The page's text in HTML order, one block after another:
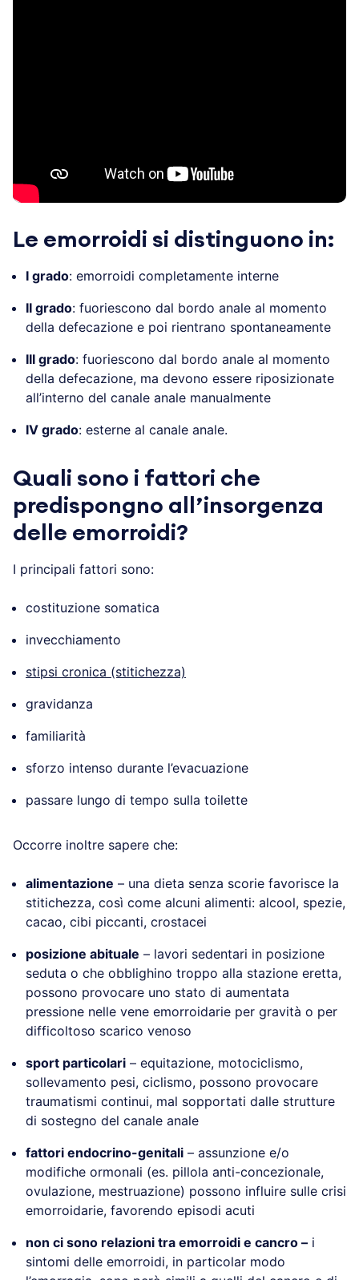
Le emorroidi si distinguono in:
I grado: emorroidi completamente interne
II grado: fuoriescono dal bordo anale al momento
della defecazione e poi rientrano spontaneamente
III grado: fuoriescono dal bordo anale al momento
della defecazione, ma devono essere riposizionate
all’interno del canale anale manualmente
IV grado: esterne al canale anale.
Quali sono i fattori che
predispongno all’insorgenza
delle emorroidi?
I principali fattori sono:
costituzione somatica
invecchiamento
stipsi cronica (stitichezza)
gravidanza
familiarità
sforzo intenso durante l’evacuazione
passare lungo di tempo sulla toilette
Occorre inoltre sapere che:
alimentazione – una dieta senza scorie favorisce la
stitichezza, così come alcuni alimenti: alcool, spezie,
cacao, cibi piccanti, crostacei
posizione abituale – lavori sedentari in posizione
seduta o che obblighino troppo alla stazione eretta,
possono provocare uno stato di aumentata
pressione nelle vene emorroidarie per gravità o per
difficoltoso scarico venoso
sport particolari – equitazione, motociclismo,
sollevamento pesi, ciclismo, possono provocare
traumatismi continui, mal sopportati dalle strutture
di sostegno del canale anale
fattori endocrino-genitali – assunzione e/o
modifiche ormonali (es. pillola anti-concezionale,
ovulazione, mestruazione) possono influire sulle crisi
emorroidarie, favorendo episodi acuti
non ci sono relazioni tra emorroidi e cancro – i
sintomi delle emorroidi, in particolar modo